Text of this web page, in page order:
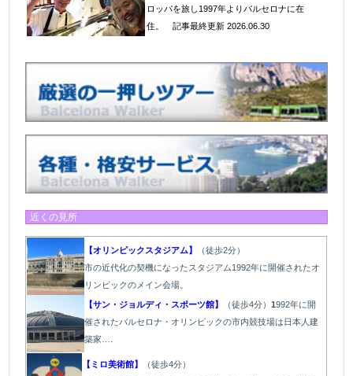
ロッパを旅し1997年よりバルセロナに在
住。記事最終更新 2026.06.30
近くの見所
【オリンピックスタジアム】
（徒歩2分）
市の近代化の契機になったスタジアム1992年に開催されたオ
リンピックのメイン会場。
【サン・ジョルディ・スポーツ館】 （徒歩4分）1992年に開
催されたバルセロナ・オリンピックの市内競技場は日本人建
築家….
【ミロ美術館】
（徒歩4分）